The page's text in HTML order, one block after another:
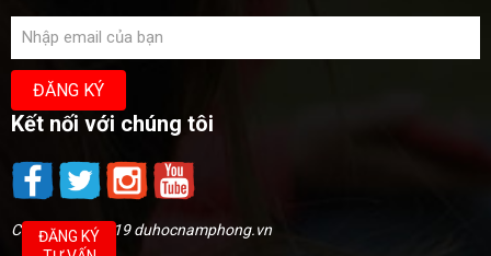
Kết nối với chúng tôi
Copyright @2019 duhocnamphong.vn
ĐĂNG KÝ